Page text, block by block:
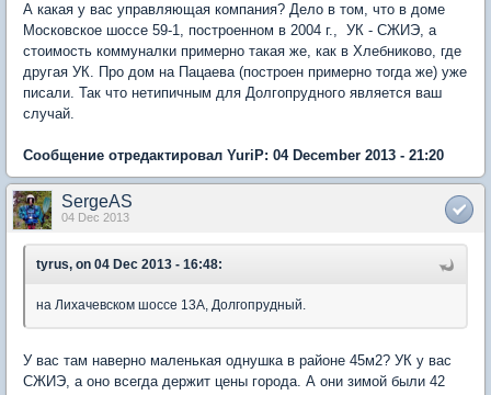
А какая у вас управляющая компания? Дело в том, что в доме
Московское шоссе 59-1, построенном в 2004 г., УК - СЖИЭ, а
стоимость коммуналки примерно такая же, как в Хлебниково, где
другая УК. Про дом на Пацаева (построен примерно тогда же) уже
писали. Так что нетипичным для Долгопрудного является ваш
случай.
Сообщение отредактировал YuriP: 04 December 2013 - 21:20
SergeAS
04 Dec 2013
tyrus, on 04 Dec 2013 - 16:48:
на Лихачевском шоссе 13А, Долгопрудный.
У вас там наверно маленькая однушка в районе 45м2? УК у вас
СЖИЭ, а оно всегда держит цены города. А они зимой были 42